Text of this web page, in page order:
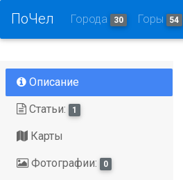
ПоЧел Города 30 Горы 54
Описание
Статьи: 1
Карты
Фотографии: 0